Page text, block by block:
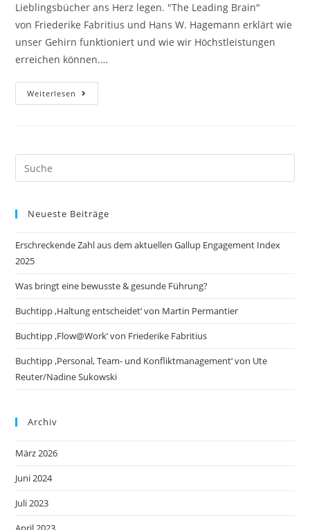
Lieblingsbücher ans Herz legen. "The Leading Brain"
von Friederike Fabritius und Hans W. Hagemann erklärt wie
unser Gehirn funktioniert und wie wir Höchstleistungen
erreichen können.…
Weiterlesen Buchtipp
„The
Fabritius
W.
Search
this
Neueste Beiträge
Erschreckende Zahl aus dem aktuellen Gallup Engagement Index
2025
Was bringt eine bewusste & gesunde Führung?
Buchtipp ‚Haltung entscheidet‘ von Martin Permantier
Buchtipp ‚Flow@Work‘ von Friederike Fabritius
Buchtipp ‚Personal, Team- und Konfliktmanagement‘ von Ute
Reuter/Nadine Sukowski
Archiv
März 2026
Juni 2024
Juli 2023